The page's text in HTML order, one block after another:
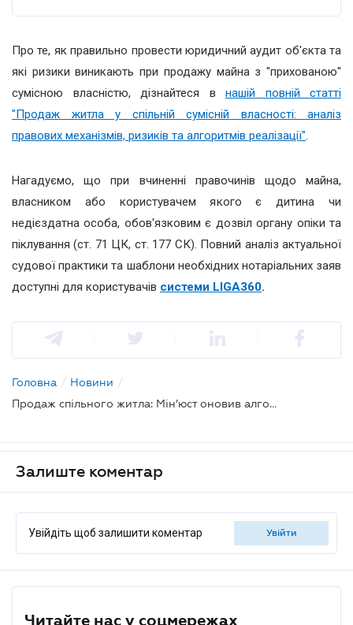
Про те, як правильно провести юридичний аудит об'єкта та
які ризики виникають при продажу майна з "прихованою"
сумісною власністю, дізнайтеся в нашій повній статті
"Продаж житла у спільній сумісній власності: аналіз
правових механізмів, ризиків та алгоритмів реалізації".
Нагадуємо, що при вчиненні правочинів щодо майна,
власником або користувачем якого є дитина чи
недієздатна особа, обов'язковим є дозвіл органу опіки та
піклування (ст. 71 ЦК, ст. 177 СК). Повний аналіз актуальної
судової практики та шаблони необхідних нотаріальних заяв
доступні для користувачів системи LIGA360.
Головна / Новини /
Продаж спільного житла: Мін’юст оновив алгоритми дій
Залиште коментар
Увійдіть щоб залишити коментар увійти
Читайте нас у соцмережах